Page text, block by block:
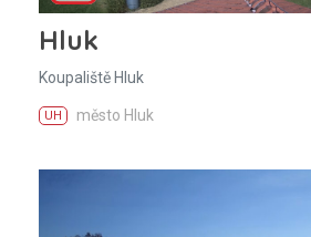
Hluk
Koupaliště Hluk
UH město Hluk